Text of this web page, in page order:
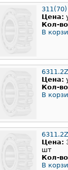
311(70)
Цена:
Кол-
В
6311.2Z
Цена:
Кол-
В
Цена:
шт
Кол-
В